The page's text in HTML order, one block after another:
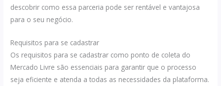
descobrir como essa parceria pode ser rentável e vantajosa
para o seu negócio.
Requisitos para se cadastrar
Os requisitos para se cadastrar como ponto de coleta do
Mercado Livre são essenciais para garantir que o processo
seja eficiente e atenda a todas as necessidades da plataforma.